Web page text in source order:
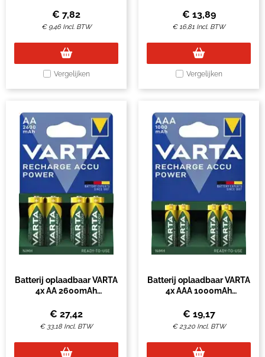
€ 7,82
€ 9,46 Incl. BTW
Vergelijken
€ 13,89
€16,81 Incl. BTW
Vergelijken
Batterij oplaadbaar VARTA
4x AA 2600mAh
€ 27,42
€ 33,18 Incl. BTW
Batterij oplaadbaar VARTA
4x AAA 1000mAh
€ 19,17
€23,20 Incl. BTW